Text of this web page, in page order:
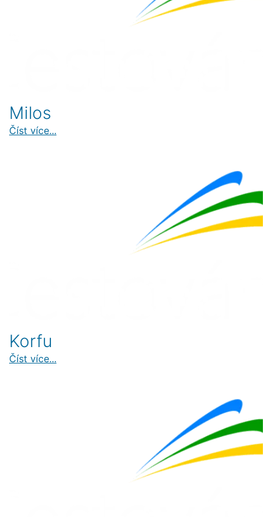
Milos
Číst více...
Korfu
Číst více...